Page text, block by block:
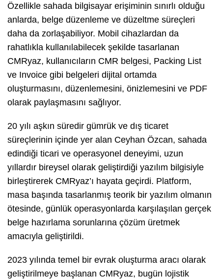
Özellikle sahada bilgisayar erişiminin sınırlı olduğu
anlarda, belge düzenleme ve düzeltme süreçleri
daha da zorlaşabiliyor. Mobil cihazlardan da
rahatlıkla kullanılabilecek şekilde tasarlanan
CMRyaz, kullanıcıların CMR belgesi, Packing List
ve Invoice gibi belgeleri dijital ortamda
oluşturmasını, düzenlemesini, önizlemesini ve PDF
olarak paylaşmasını sağlıyor.
20 yılı aşkın süredir gümrük ve dış ticaret
süreçlerinin içinde yer alan Ceyhan Özcan, sahada
edindiği ticari ve operasyonel deneyimi, uzun
yıllardır bireysel olarak geliştirdiği yazılım bilgisiyle
birleştirerek CMRyaz’ı hayata geçirdi. Platform,
masa başında tasarlanmış teorik bir yazılım olmanın
ötesinde, günlük operasyonlarda karşılaşılan gerçek
belge hazırlama sorunlarına çözüm üretmek
amacıyla geliştirildi.
2023 yılında temel bir evrak oluşturma aracı olarak
geliştirilmeye başlanan CMRyaz, bugün lojistik